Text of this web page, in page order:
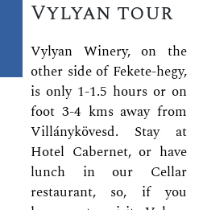
Vylyan tour
Vylyan Winery, on the
other side of Fekete-hegy,
is only 1-1.5 hours or on
foot 3-4 kms away from
Villánykövesd. Stay at
Hotel Cabernet, or have
lunch in our Cellar
restaurant, so, if you